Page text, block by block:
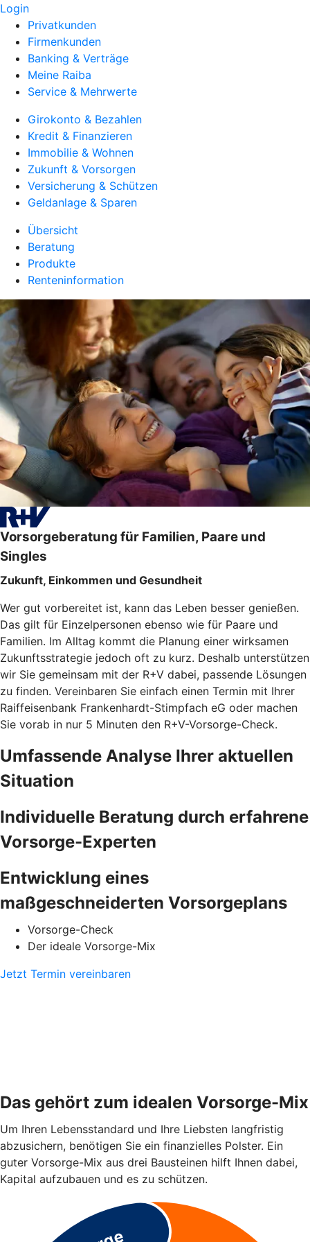
Login
Privatkunden
Firmenkunden
Banking & Verträge
Meine Raiba
Service & Mehrwerte
Girokonto & Bezahlen
Kredit & Finanzieren
Immobilie & Wohnen
Zukunft & Vorsorgen
Versicherung & Schützen
Geldanlage & Sparen
Übersicht
Beratung
Produkte
Renteninformation
Vorsorgeberatung für Familien, Paare und
Singles
Zukunft, Einkommen und Gesundheit
Wer gut vorbereitet ist, kann das Leben besser genießen.
Das gilt für Einzelpersonen ebenso wie für Paare und
Familien. Im Alltag kommt die Planung einer wirksamen
Zukunftsstrategie jedoch oft zu kurz. Deshalb unterstützen
wir Sie gemeinsam mit der R+V dabei, passende Lösungen
zu finden. Vereinbaren Sie einfach einen Termin mit Ihrer
Raiffeisenbank Frankenhardt-Stimpfach eG oder machen
Sie vorab in nur 5 Minuten den R+V-Vorsorge-Check.
Umfassende Analyse Ihrer aktuellen
Situation
Individuelle Beratung durch erfahrene
Vorsorge-Experten
Entwicklung eines
maßgeschneiderten Vorsorgeplans
Vorsorge-Check
Der ideale Vorsorge-Mix
Jetzt Termin vereinbaren
Das gehört zum idealen Vorsorge-Mix
Um Ihren Lebensstandard und Ihre Liebsten langfristig
abzusichern, benötigen Sie ein finanzielles Polster. Ein
guter Vorsorge-Mix aus drei Bausteinen hilft Ihnen dabei,
Kapital aufzubauen und es zu schützen.